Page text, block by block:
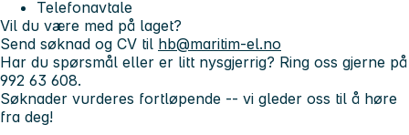
Telefonavtale
Vil du være med på laget?
Send søknad og CV til hb@maritim-el.no
Har du spørsmål eller er litt nysgjerrig? Ring oss gjerne på
992 63 608.
Søknader vurderes fortløpende -- vi gleder oss til å høre
fra deg!